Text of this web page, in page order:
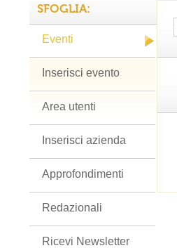
SFOGLIA:
Eventi
Inserisci evento
Area utenti
Inserisci azienda
Approfondimenti
Redazionali
Ricevi Newsletter